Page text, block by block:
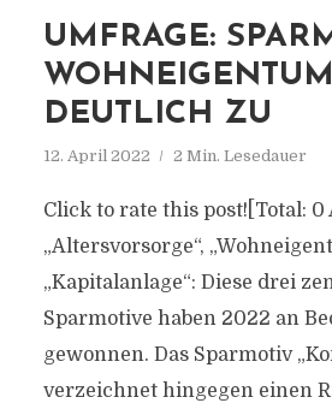
UMFRAGE:
DEUTLICH ZU
12. April 2022 2 Min. Lesedauer
Click to rate this post![Total: 0
„Altersvorsorge“,
„Kapitalanlage“: Diese drei
Sparmotive haben 2022 an
gewonnen. Das Sparmotiv
verzeichnet hingegen einen